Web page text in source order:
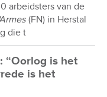
arbeidsters van de
(FN) in Herstal
die t
“Oorlog is het
is het